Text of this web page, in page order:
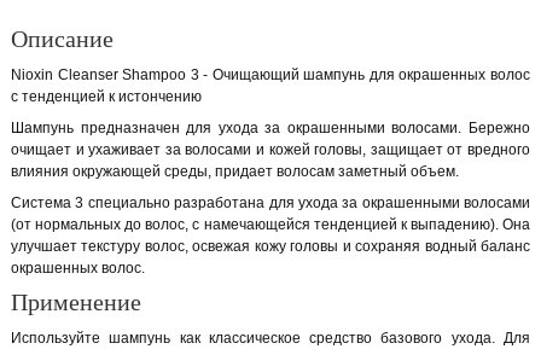
Описание
Nioxin Cleanser Shampoo 3 - Очищающий шампунь для окрашенных волос
с тенденцией к истончению
Шампунь предназначен для ухода за окрашенными волосами. Бережно
очищает и ухаживает за волосами и кожей головы, защищает от вредного
влияния окружающей среды, придает волосам заметный объем.
Система 3 специально разработана для ухода за окрашенными волосами
(от нормальных до волос, с намечающейся тенденцией к выпадению). Она
улучшает текстуру волос, освежая кожу головы и сохраняя водный баланс
окрашенных волос.
Применение
Используйте шампунь как классическое средство базового ухода. Для